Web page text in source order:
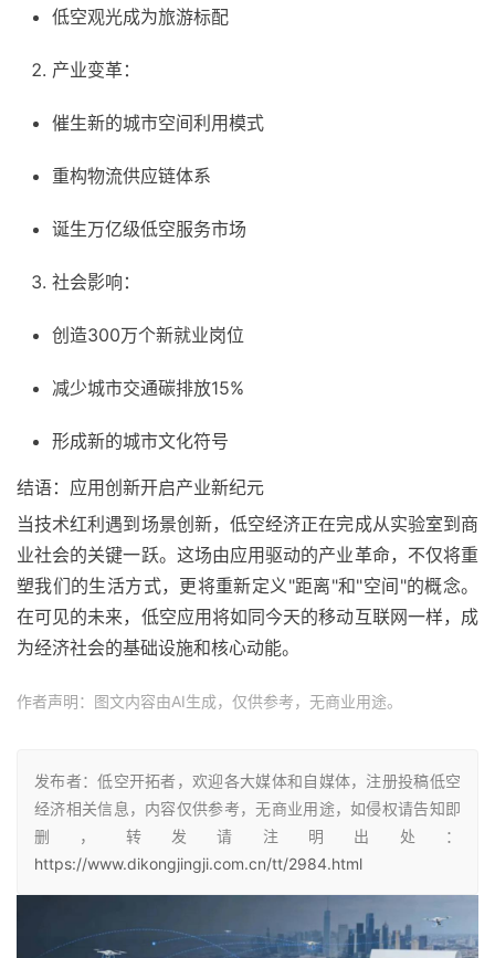
低空观光成为旅游标配
产业变革：
催生新的城市空间利用模式
重构物流供应链体系
诞生万亿级低空服务市场
社会影响：
创造300万个新就业岗位
减少城市交通碳排放15%
形成新的城市文化符号
结语：应用创新开启产业新纪元
当技术红利遇到场景创新，低空经济正在完成从实验室到商
业社会的关键一跃。这场由应用驱动的产业革命，不仅将重
塑我们的生活方式，更将重新定义"距离"和"空间"的概念。
在可见的未来，低空应用将如同今天的移动互联网一样，成
为经济社会的基础设施和核心动能。
作者声明：图文内容由AI生成，仅供参考，无商业用途。
发布者：低空开拓者，欢迎各大媒体和自媒体，注册投稿低空
经济相关信息，内容仅供参考，无商业用途，如侵权请告知即
删，转发请注明出处：
https://www.dikongjingji.com.cn/tt/2984.html